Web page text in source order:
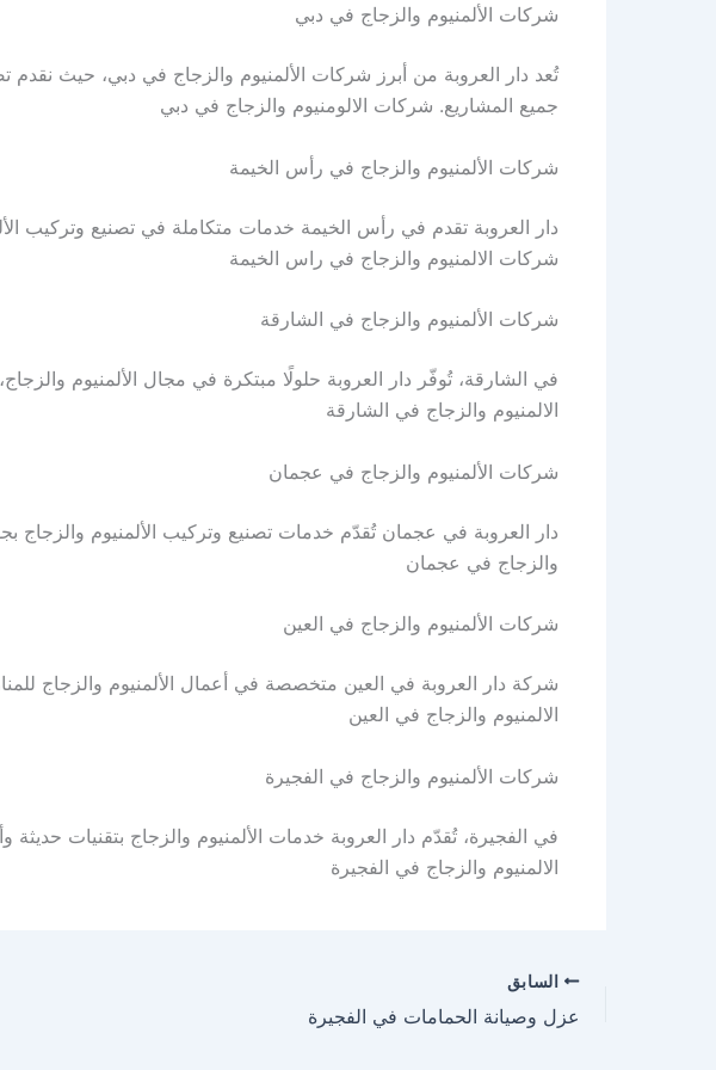
شركات الألمنيوم والزجاج في دبي
تُعد دار العروبة من أبرز شركات الألمنيوم والزجاج في دبي، حيث
جميع المشاريع. شركات الالومنيوم والزجاج في دبي
شركات الألمنيوم والزجاج في رأس الخيمة
دار العروبة تقدم في رأس الخيمة خدمات متكاملة في تصنيع وتركيب
شركات الالمنيوم والزجاج في راس الخيمة
شركات الألمنيوم والزجاج في الشارقة
في الشارقة، تُوفّر دار العروبة حلولًا مبتكرة في مجال الألمنيوم
الالمنيوم والزجاج في الشارقة
شركات الألمنيوم والزجاج في عجمان
دار العروبة في عجمان تُقدّم خدمات تصنيع وتركيب الألمنيوم
والزجاج في عجمان
شركات الألمنيوم والزجاج في العين
شركة دار العروبة في العين متخصصة في أعمال الألمنيوم والزجاج
الالمنيوم والزجاج في العين
شركات الألمنيوم والزجاج في الفجيرة
في الفجيرة، تُقدّم دار العروبة خدمات الألمنيوم والزجاج بتقنيات
الالمنيوم والزجاج في الفجيرة
السابق
عزل وصيانة الحمامات في الفجيرة